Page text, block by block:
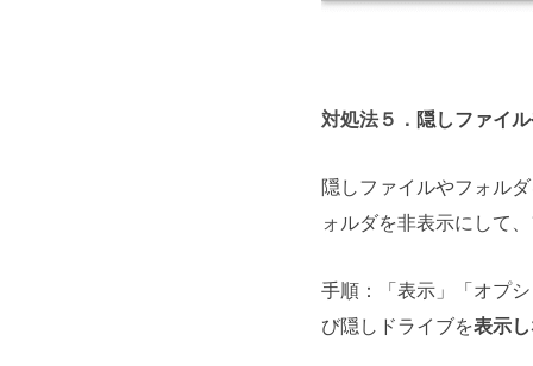
対処法５． 隠しファイ
隠しファイルやフォル
ォルダを非表示にして
手順：「表示」「オプ
び隠しドライブを表示